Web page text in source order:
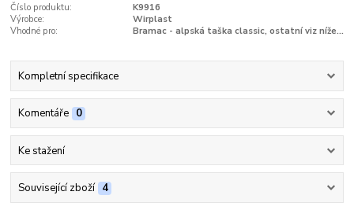
Číslo produktu:
K9916
Výrobce:
Wirplast
Vhodné pro:
Bramac - alpská taška classic, ostatní viz níže...
Kompletní specifikace
Komentáře 0
Ke stažení
Související zboží 4